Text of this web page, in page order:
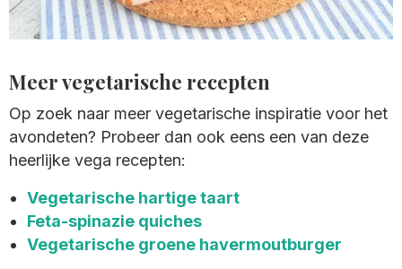
Meer vegetarische recepten
Op zoek naar meer vegetarische inspiratie voor het
avondeten? Probeer dan ook eens een van deze
heerlijke vega recepten:
Vegetarische hartige taart
Feta-spinazie quiches
Vegetarische groene havermoutburger